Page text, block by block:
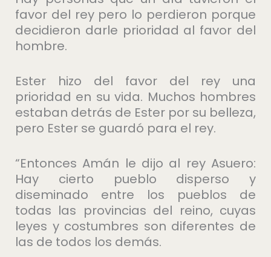
favor del rey pero lo perdieron porque
decidieron darle prioridad al favor del
hombre.
Ester hizo del favor del rey una
prioridad en su vida. Muchos hombres
estaban detrás de Ester por su belleza,
pero Ester se guardó para el rey.
“Entonces Amán le dijo al rey Asuero:
Hay cierto pueblo disperso y
diseminado entre los pueblos de
todas las provincias del reino, cuyas
leyes y costumbres son diferentes de
las de todos los demás.